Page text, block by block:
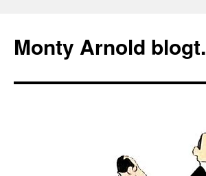
springen
Monty Arnold blogt.